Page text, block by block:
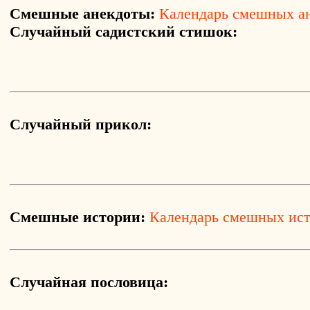
Смешные анекдоты: Календарь смешных
Случайный садистский стишок:
Случайный прикол:
Смешные истории: Календарь смешных
Случайная пословица: